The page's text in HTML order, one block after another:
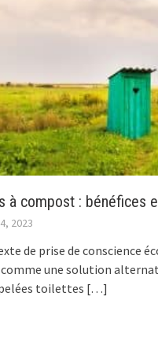
à compost : bénéfices
2023
de prise de conscience
une solution
toilettes […]